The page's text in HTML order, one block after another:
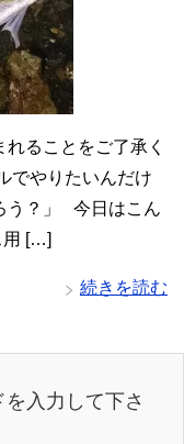
ることをご了承く
でやりたいんだけ
う？」 今日はこん
用 […]
続きを読む
入力して下さ